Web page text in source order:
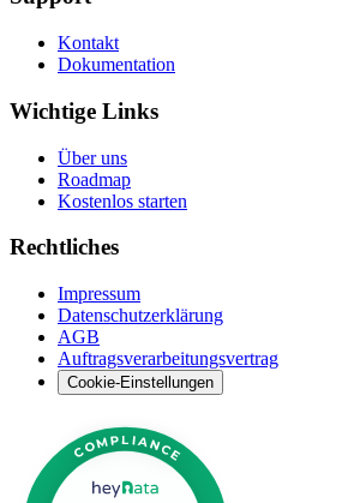
Kontakt
Dokumentation
Wichtige Links
Über uns
Roadmap
Kostenlos starten
Rechtliches
Impressum
Datenschutzerklärung
AGB
Auftragsverarbeitungsvertrag
Cookie-Einstellungen